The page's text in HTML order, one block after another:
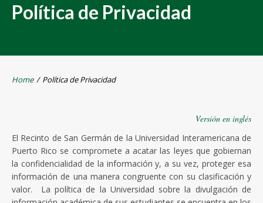
Política de Privacidad
Home / Política de Privacidad
Versión en inglés
El Recinto de San Germán de la Universidad Interamericana de
Puerto Rico se compromete a acatar las leyes que gobiernan
la confidencialidad de la información y, a su vez, proteger esa
información de una manera congruente con su clasificación y
valor. La política de la Universidad sobre la divulgación de